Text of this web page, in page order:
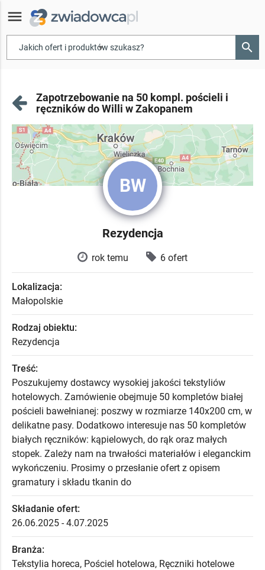
menu
▾ search
Zapotrzebowanie na 50 kompl. pościeli i
ręczników do Willi w Zakopanem
BW
Rezydencja
rok temu 6 ofert
Lokalizacja:
Małopolskie
Rodzaj obiektu:
Rezydencja
Treść:
Poszukujemy dostawcy wysokiej jakości tekstyliów
hotelowych. Zamówienie obejmuje 50 kompletów białej
pościeli bawełnianej: poszwy w rozmiarze 140x200 cm, w
delikatne pasy. Dodatkowo interesuje nas 50 kompletów
białych ręczników: kąpielowych, do rąk oraz małych
stopek. Zależy nam na trwałości materiałów i eleganckim
wykończeniu. Prosimy o przesłanie ofert z opisem
gramatury i składu tkanin do
Składanie ofert:
26.06.2025 - 4.07.2025
Branża:
Tekstylia horeca, Pościel hotelowa, Ręczniki hotelowe